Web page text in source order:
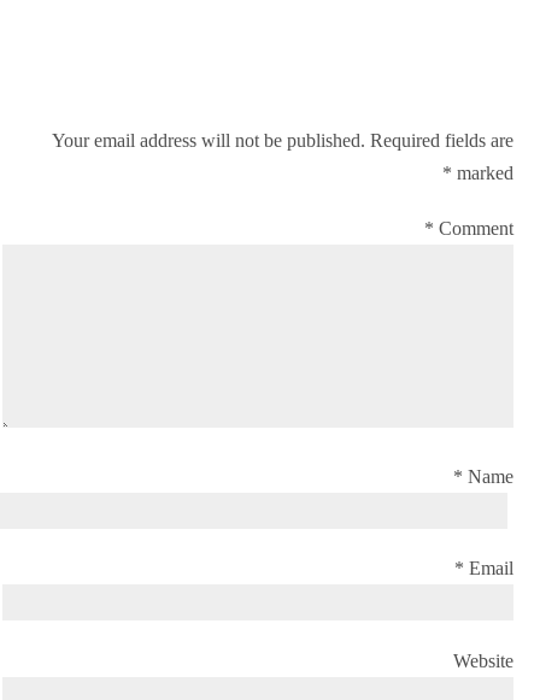
Your email address will not be published. Required fields are
marked
*
Comment
*
Name
*
Email
*
Website